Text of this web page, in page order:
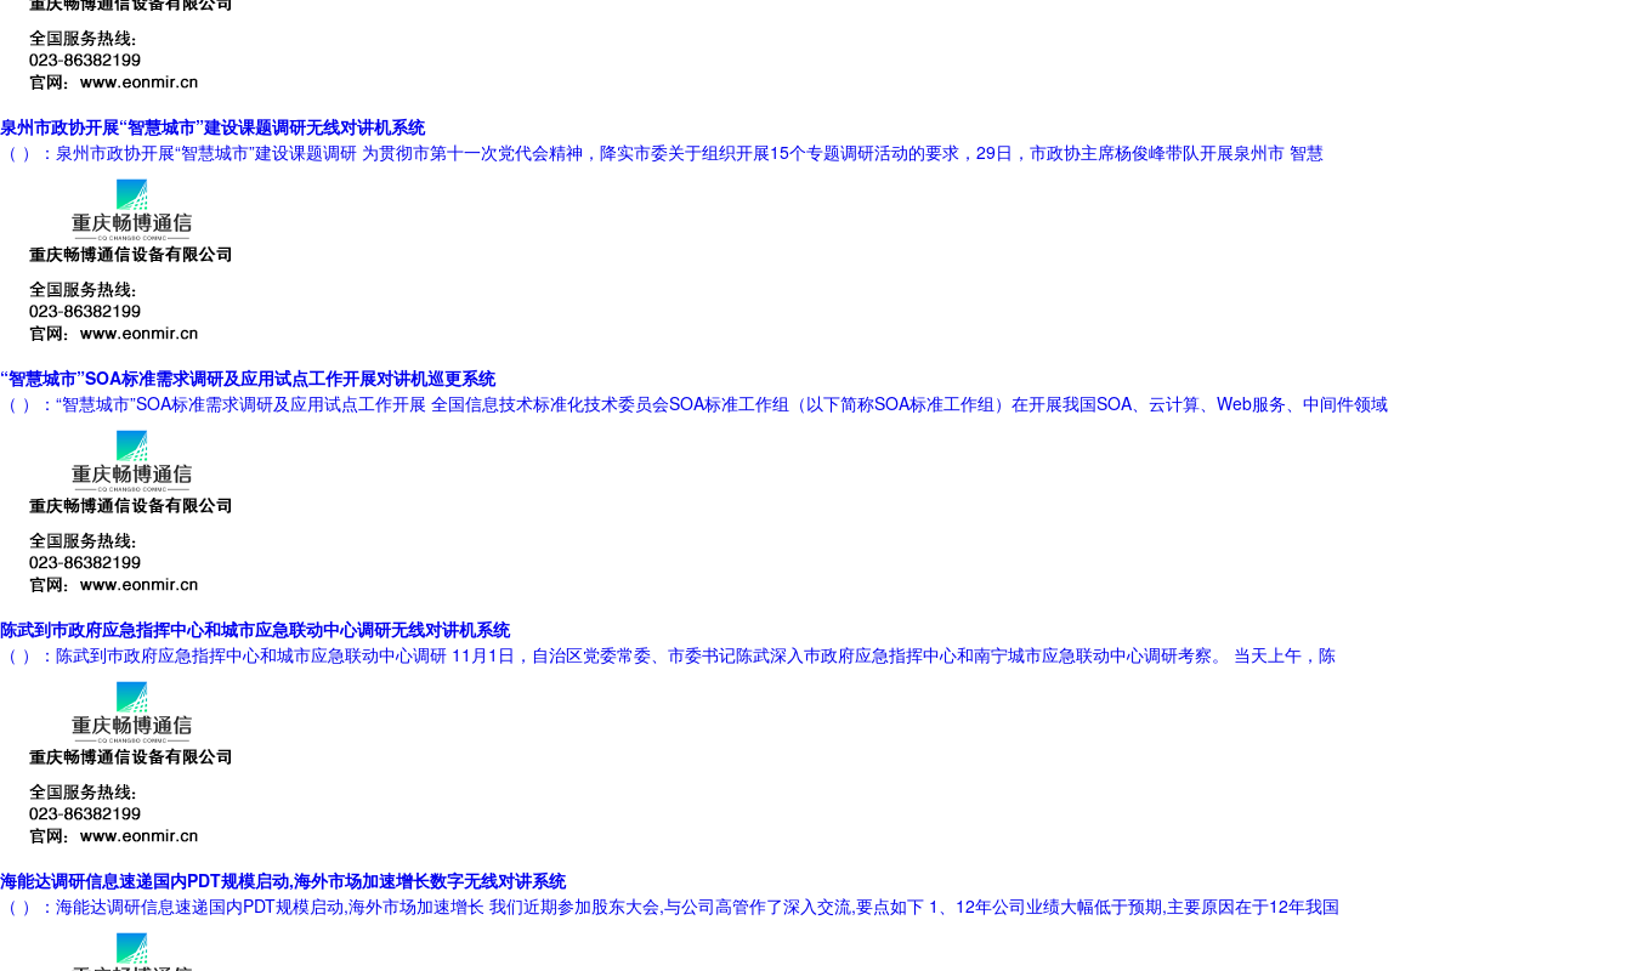
泉州市政协开展“智慧城市”建设课题调研无线对讲机系统
（ ）：泉州市政协开展“智慧城市”建设课题调研 为贯彻市第十一次党代会精神，降实市委关于组织开展15个专题调研活动的要求，29日，市政协主席杨俊峰带队开展泉州市 智慧
“智慧城市”SOA标准需求调研及应用试点工作开展对讲机巡更系统
（ ）：“智慧城市”SOA标准需求调研及应用试点工作开展 全国信息技术标准化技术委员会SOA标准工作组（以下简称SOA标准工作组）在开展我国SOA、云计算、Web服务、中间件领域
陈武到巿政府应急指挥中心和城市应急联动中心调研无线对讲机系统
（ ）：陈武到巿政府应急指挥中心和城市应急联动中心调研 11月1日，自治区党委常委、市委书记陈武深入巿政府应急指挥中心和南宁城市应急联动中心调研考察。 当天上午，陈
海能达调研信息速递国内PDT规模启动,海外市场加速增长数字无线对讲系统
（ ）：海能达调研信息速递国内PDT规模启动,海外市场加速增长 我们近期参加股东大会,与公司高管作了深入交流,要点如下 1、12年公司业绩大幅低于预期,主要原因在于12年我国